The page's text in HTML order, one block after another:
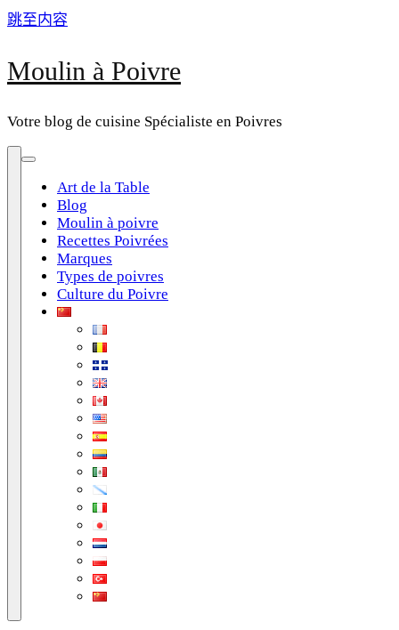
跳至内容
Moulin à Poivre
Votre blog de cuisine Spécialiste en Poivres
Art de la Table
Blog
Moulin à poivre
Recettes Poivrées
Marques
Types de poivres
Culture du Poivre